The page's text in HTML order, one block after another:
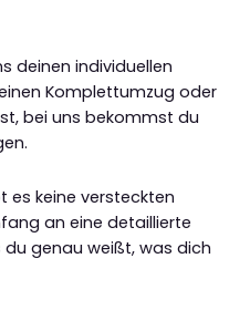
deinen individuellen
Komplettumzug oder
bei uns bekommst du
es keine versteckten
an eine detaillierte
genau weißt, was dich